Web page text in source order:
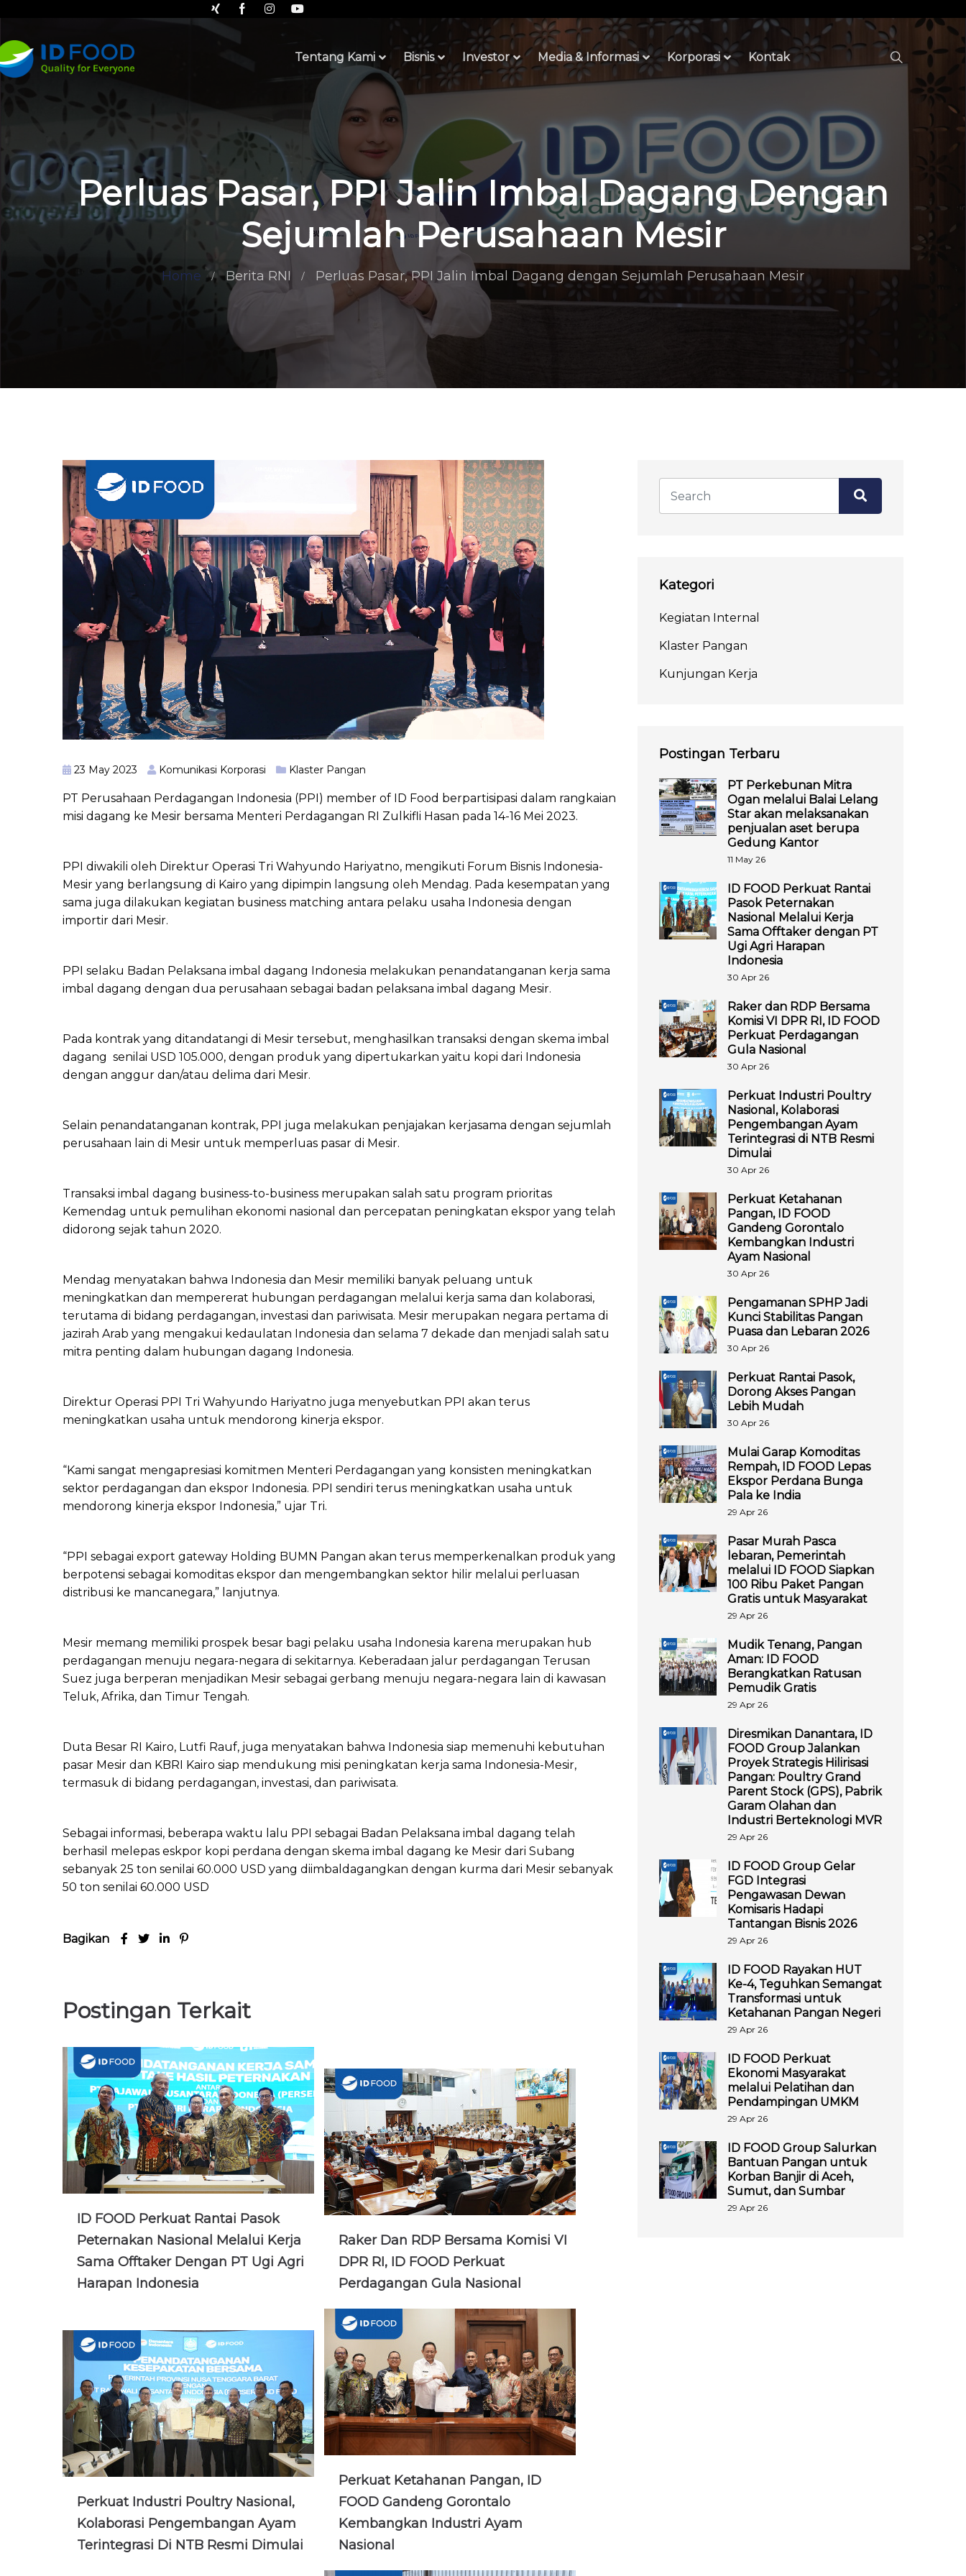
Tentang Kami Bisnis Investor Media & Informasi Korporasi Kontak
Perluas Pasar, PPI Jalin Imbal Dagang Dengan
Sejumlah Perusahaan Mesir
Home Berita RNI Perluas Pasar, PPI Jalin Imbal Dagang dengan Sejumlah Perusahaan Mesir
23 May 2023 Komunikasi Korporasi Klaster Pangan
PT Perusahaan Perdagangan Indonesia (PPI) member of ID Food berpartisipasi dalam rangkaian
misi dagang ke Mesir bersama Menteri Perdagangan RI Zulkifli Hasan pada 14-16 Mei 2023.
PPI diwakili oleh Direktur Operasi Tri Wahyundo Hariyatno, mengikuti Forum Bisnis Indonesia-
Mesir yang berlangsung di Kairo yang dipimpin langsung oleh Mendag. Pada kesempatan yang
sama juga dilakukan kegiatan business matching antara pelaku usaha Indonesia dengan
importir dari Mesir.
PPI selaku Badan Pelaksana imbal dagang Indonesia melakukan penandatanganan kerja sama
imbal dagang dengan dua perusahaan sebagai badan pelaksana imbal dagang Mesir.
Pada kontrak yang ditandatangi di Mesir tersebut, menghasilkan transaksi dengan skema imbal
dagang senilai USD 105.000, dengan produk yang dipertukarkan yaitu kopi dari Indonesia
dengan anggur dan/atau delima dari Mesir.
Selain penandatanganan kontrak, PPI juga melakukan penjajakan kerjasama dengan sejumlah
perusahaan lain di Mesir untuk memperluas pasar di Mesir.
Transaksi imbal dagang business-to-business merupakan salah satu program prioritas
Kemendag untuk pemulihan ekonomi nasional dan percepatan peningkatan ekspor yang telah
didorong sejak tahun 2020.
Mendag menyatakan bahwa Indonesia dan Mesir memiliki banyak peluang untuk
meningkatkan dan mempererat hubungan perdagangan melalui kerja sama dan kolaborasi,
terutama di bidang perdagangan, investasi dan pariwisata. Mesir merupakan negara pertama di
jazirah Arab yang mengakui kedaulatan Indonesia dan selama 7 dekade dan menjadi salah satu
mitra penting dalam hubungan dagang Indonesia.
Direktur Operasi PPI Tri Wahyundo Hariyatno juga menyebutkan PPI akan terus
meningkatkan usaha untuk mendorong kinerja ekspor.
“Kami sangat mengapresiasi komitmen Menteri Perdagangan yang konsisten meningkatkan
sektor perdagangan dan ekspor Indonesia. PPI sendiri terus meningkatkan usaha untuk
mendorong kinerja ekspor Indonesia,” ujar Tri.
“PPI sebagai export gateway Holding BUMN Pangan akan terus memperkenalkan produk yang
berpotensi sebagai komoditas ekspor dan mengembangkan sektor hilir melalui perluasan
distribusi ke mancanegara,” lanjutnya.
Mesir memang memiliki prospek besar bagi pelaku usaha Indonesia karena merupakan hub
perdagangan menuju negara-negara di sekitarnya. Keberadaan jalur perdagangan Terusan
Suez juga berperan menjadikan Mesir sebagai gerbang menuju negara-negara lain di kawasan
Teluk, Afrika, dan Timur Tengah.
Duta Besar RI Kairo, Lutfi Rauf, juga menyatakan bahwa Indonesia siap memenuhi kebutuhan
pasar Mesir dan KBRI Kairo siap mendukung misi peningkatan kerja sama Indonesia-Mesir,
termasuk di bidang perdagangan, investasi, dan pariwisata.
Sebagai informasi, beberapa waktu lalu PPI sebagai Badan Pelaksana imbal dagang telah
berhasil melepas eskpor kopi perdana dengan skema imbal dagang ke Mesir dari Subang
sebanyak 25 ton senilai 60.000 USD yang diimbaldagangkan dengan kurma dari Mesir sebanyak
50 ton senilai 60.000 USD
Bagikan
Postingan Terkait
ID FOOD Perkuat Rantai Pasok
Peternakan Nasional Melalui Kerja
Sama Offtaker Dengan PT Ugi Agri
Harapan Indonesia
Raker Dan RDP Bersama Komisi VI
DPR RI, ID FOOD Perkuat
Perdagangan Gula Nasional
Perkuat Industri Poultry Nasional,
Kolaborasi Pengembangan Ayam
Terintegrasi Di NTB Resmi Dimulai
Perkuat Ketahanan Pangan, ID
FOOD Gandeng Gorontalo
Kembangkan Industri Ayam
Nasional
Kategori
Kegiatan Internal
Klaster Pangan
Kunjungan Kerja
Postingan Terbaru
PT Perkebunan Mitra
Ogan melalui Balai Lelang
Star akan melaksanakan
penjualan aset berupa
Gedung Kantor
11 May 26
ID FOOD Perkuat Rantai
Pasok Peternakan
Nasional Melalui Kerja
Sama Offtaker dengan PT
Ugi Agri Harapan
Indonesia
30 Apr 26
Raker dan RDP Bersama
Komisi VI DPR RI, ID FOOD
Perkuat Perdagangan
Gula Nasional
30 Apr 26
Perkuat Industri Poultry
Nasional, Kolaborasi
Pengembangan Ayam
Terintegrasi di NTB Resmi
Dimulai
30 Apr 26
Perkuat Ketahanan
Pangan, ID FOOD
Gandeng Gorontalo
Kembangkan Industri
Ayam Nasional
30 Apr 26
Pengamanan SPHP Jadi
Kunci Stabilitas Pangan
Puasa dan Lebaran 2026
30 Apr 26
Perkuat Rantai Pasok,
Dorong Akses Pangan
Lebih Mudah
30 Apr 26
Mulai Garap Komoditas
Rempah, ID FOOD Lepas
Ekspor Perdana Bunga
Pala ke India
29 Apr 26
Pasar Murah Pasca
lebaran, Pemerintah
melalui ID FOOD Siapkan
100 Ribu Paket Pangan
Gratis untuk Masyarakat
29 Apr 26
Mudik Tenang, Pangan
Aman: ID FOOD
Berangkatkan Ratusan
Pemudik Gratis
29 Apr 26
Diresmikan Danantara, ID
FOOD Group Jalankan
Proyek Strategis Hilirisasi
Pangan: Poultry Grand
Parent Stock (GPS), Pabrik
Garam Olahan dan
Industri Berteknologi MVR
29 Apr 26
ID FOOD Group Gelar
FGD Integrasi
Pengawasan Dewan
Komisaris Hadapi
Tantangan Bisnis 2026
29 Apr 26
ID FOOD Rayakan HUT
Ke-4, Teguhkan Semangat
Transformasi untuk
Ketahanan Pangan Negeri
29 Apr 26
ID FOOD Perkuat
Ekonomi Masyarakat
melalui Pelatihan dan
Pendampingan UMKM
29 Apr 26
ID FOOD Group Salurkan
Bantuan Pangan untuk
Korban Banjir di Aceh,
Sumut, dan Sumbar
29 Apr 26